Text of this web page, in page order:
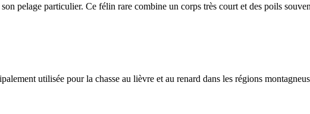
pelage particulier. Ce félin rare combine un corps très court et des poils
utilisée pour la chasse au lièvre et au renard dans les régions